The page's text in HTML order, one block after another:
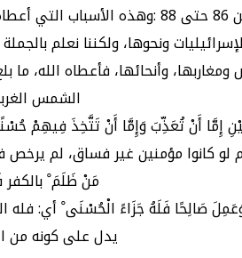
تفسير الآيات من 86 حتى 88
ونحوها، ولكننا نعلم
ومغاربها، وأنحائها، فأعطاه
الشمس
إِمَّا أَنْ تُعَذِّبَ وَإِمَّا أَنْ تَتَّخِذَ فِيهِمْ
لو كانوا مؤمنين غير فساق، لم
مَنْ ظَلَمَ ْ بالكفر
صَالِحًا فَلَهُ جَزَاءً الْحُسْنَى ْ أي: فله
يدل على كونه من